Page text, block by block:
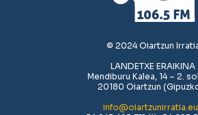
© 2024 Oiartzun
LANDETXE ERAIKINA
Mendiburu Kalea, 14 – 2.
20180 Oiartzun